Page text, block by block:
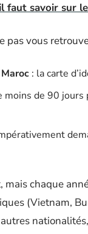
faut savoir sur
vous
: la carte
moins de 90
chaque
(Vietnam,